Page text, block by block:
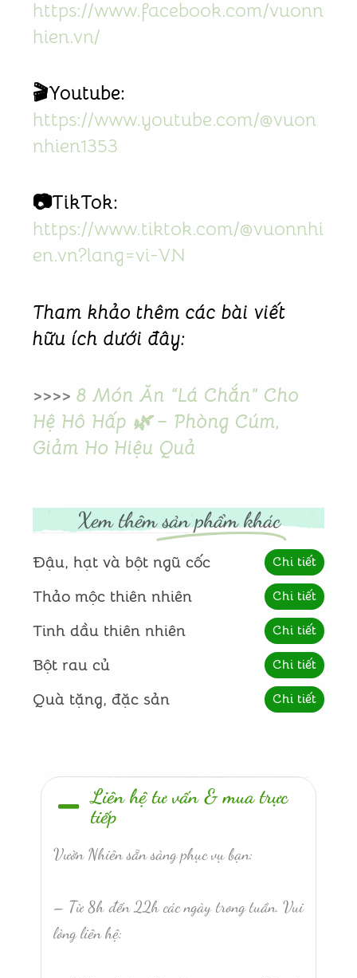
https://www.facebook.com/vuonn
hien.vn/
🎬Youtube:
https://www.youtube.com/@vuon
nhien1353
📷TikTok:
https://www.tiktok.com/@vuonnhi
en.vn?lang=vi-VN
Tham khảo thêm các bài viết
hữu ích dưới đây:
>>>> 8 Món Ăn “Lá Chắn” Cho
Hệ Hô Hấp 🌿 – Phòng Cúm,
Giảm Ho Hiệu Quả
Xem thêm sản phẩm khác
Đậu, hạt và bột ngũ cốc Chi tiết
Thảo mộc thiên nhiên Chi tiết
Tinh dầu thiên nhiên Chi tiết
Bột rau củ Chi tiết
Quà tặng, đặc sản Chi tiết
Liên hệ tư vấn & mua trực
tiếp
Vườn Nhiên sẵn sàng phục vụ bạn:
– Từ 8h đến 22h các ngày trong tuần. Vui
lòng liên hệ: